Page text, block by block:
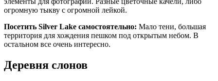
огромную тыкву с огромной лейкой.
Посетить Silver Lake самостоятельно: Мало тени, большая
территория для хождения пешком под открытым небом. В
остальном все очень интересно.
Деревня слонов